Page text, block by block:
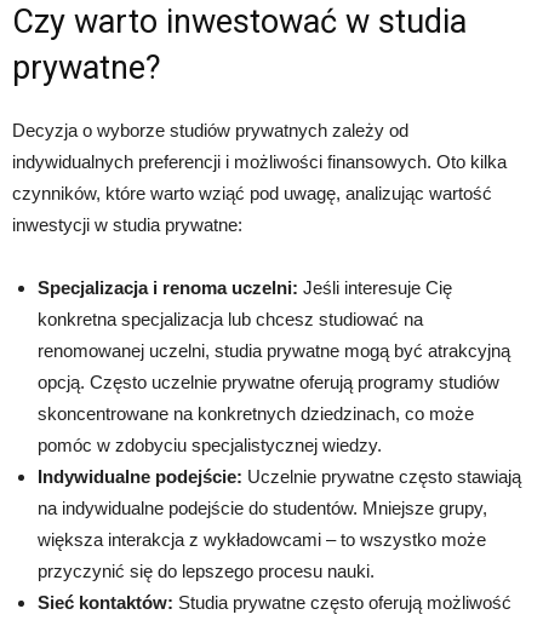
Czy warto inwestować w studia
prywatne?
Decyzja o wyborze studiów prywatnych zależy od
indywidualnych preferencji i możliwości finansowych. Oto kilka
czynników, które warto wziąć pod uwagę, analizując wartość
inwestycji w studia prywatne:
Specjalizacja i renoma uczelni: Jeśli interesuje Cię
konkretna specjalizacja lub chcesz studiować na
renomowanej uczelni, studia prywatne mogą być atrakcyjną
opcją. Często uczelnie prywatne oferują programy studiów
skoncentrowane na konkretnych dziedzinach, co może
pomóc w zdobyciu specjalistycznej wiedzy.
Indywidualne podejście: Uczelnie prywatne często stawiają
na indywidualne podejście do studentów. Mniejsze grupy,
większa interakcja z wykładowcami – to wszystko może
przyczynić się do lepszego procesu nauki.
Sieć kontaktów: Studia prywatne często oferują możliwość